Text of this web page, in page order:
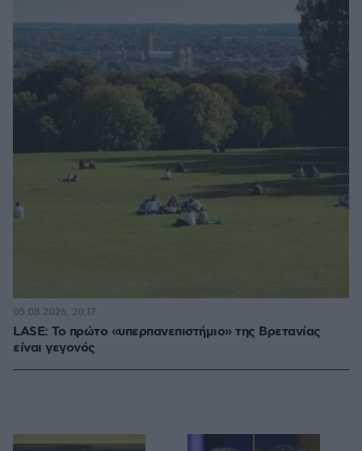
LASE: Το πρώτο «υπερπανεπιστήμιο» της Βρετανίας
είναι γεγονός
05.08.2026, 20:17